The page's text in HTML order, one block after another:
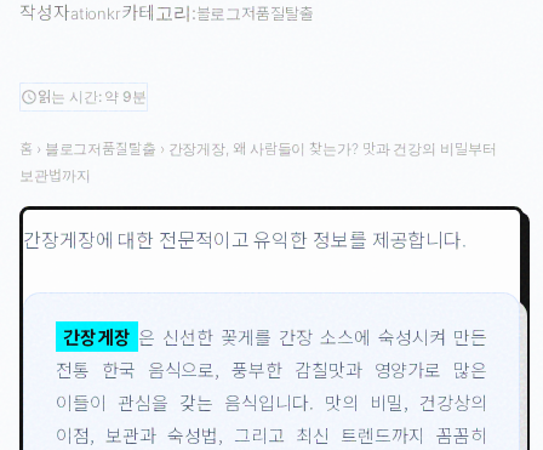
작성자ationkr카테고리:블로그저품질탈출
schedule읽는 시간: 약 9분
홈 › 블로그저품질탈출 › 간장게장, 왜 사람들이 찾는가? 맛과 건강의 비밀부터
보관법까지
간장게장에 대한 전문적이고 유익한 정보를 제공합니다.
간장게장 은 신선한 꽃게를 간장 소스에 숙성시켜 만든
전통 한국 음식으로, 풍부한 감칠맛과 영양가로 많은
이들이 관심을 갖는 음식입니다. 맛의 비밀, 건강상의
이점, 보관과 숙성법, 그리고 최신 트렌드까지 꼼꼼히